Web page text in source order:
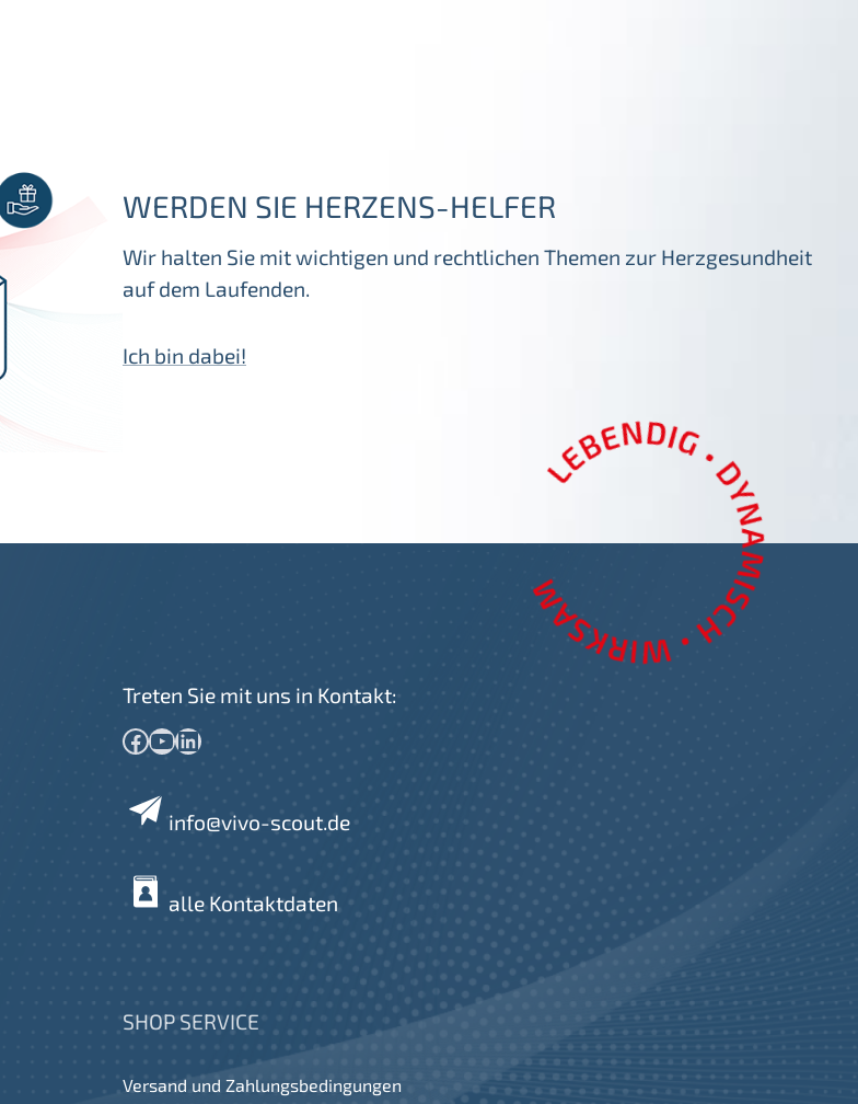
WERDEN SIE HERZENS-HELFER
Wir halten Sie mit wichtigen und rechtlichen Themen zur Herzgesundheit
auf dem Laufenden.
Ich bin dabei!
Treten Sie mit uns in Kontakt:
Facebook YouTube LinkedIn
info@vivo-scout.de
alle Kontaktdaten
SHOP SERVICE
Versand und Zahlungsbedingungen